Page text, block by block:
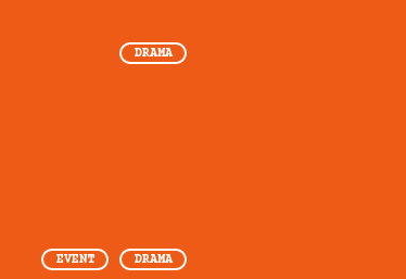
DRAMA
EVENT DRAMA